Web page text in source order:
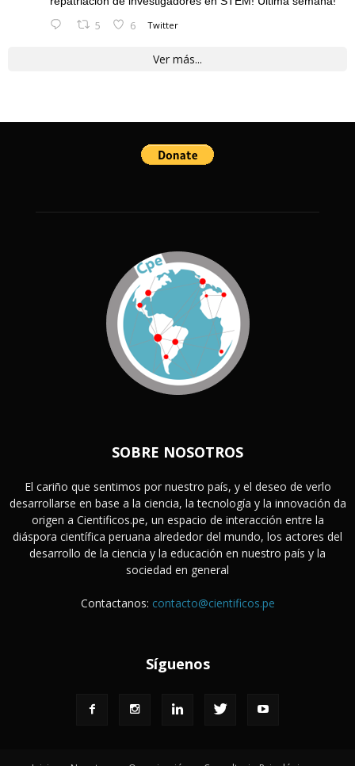
5 6 Twitter
Ver más...
SOBRE NOSOTROS
El cariño que sentimos por nuestro país, y el deseo de verlo
desarrollarse en base a la ciencia, la tecnología y la innovación da
origen a Cientificos.pe, un espacio de interacción entre la
diáspora científica peruana alrededor del mundo, los actores del
desarrollo de la ciencia y la educación en nuestro país y la
sociedad en general
Contactanos: contacto@cientificos.pe
Síguenos